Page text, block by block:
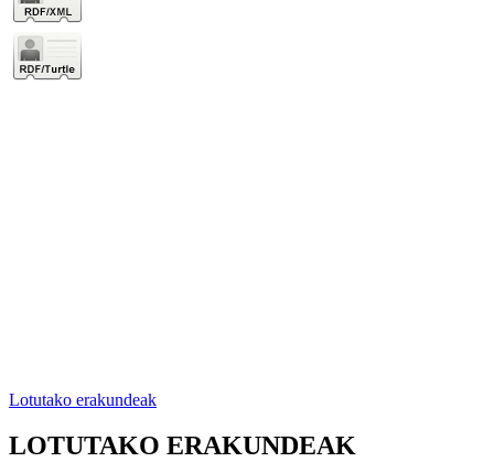
Lotutako erakundeak
LOTUTAKO ERAKUNDEAK